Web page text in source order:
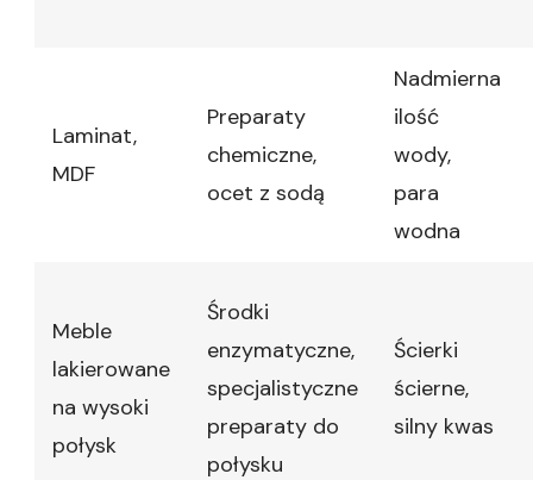
Laminat,
MDF
Preparaty
chemiczne,
ocet z sodą
Nadmierna
ilość
wody,
para
wodna
Meble
lakierowane
na wysoki
połysk
Środki
enzymatyczne,
specjalistyczne
preparaty do
połysku
Ścierki
ścierne,
silny kwas